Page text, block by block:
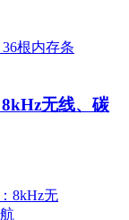
无线、碳